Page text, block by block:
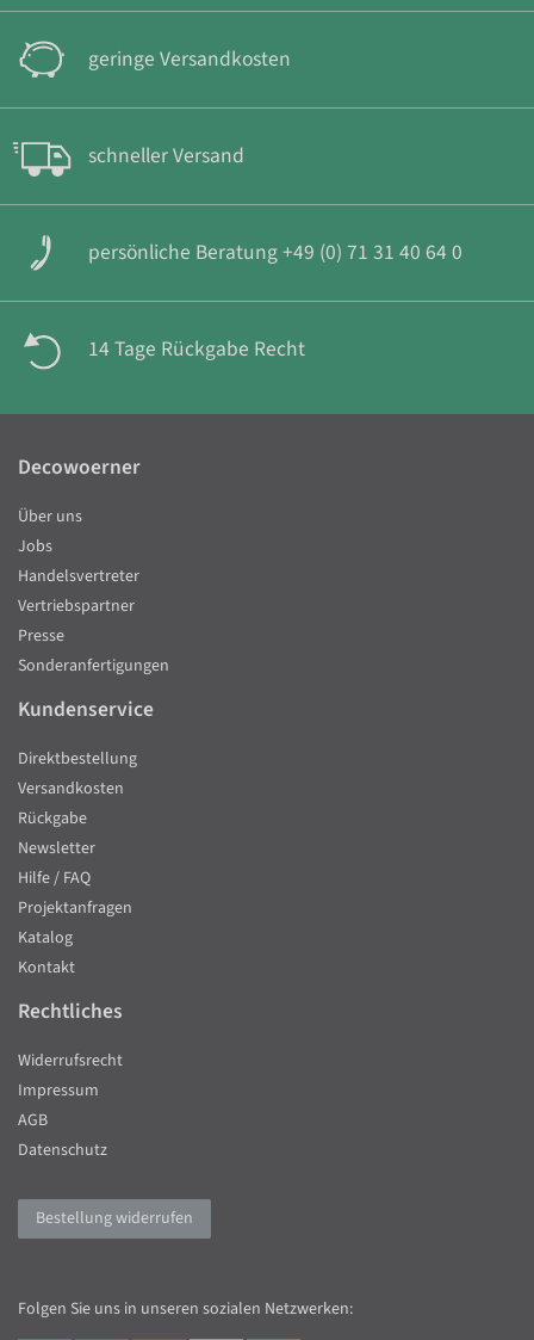
geringe Versandkosten
schneller Versand
persönliche Beratung +49 (0) 71 31 40 64 0
14 Tage Rückgabe Recht
Decowoerner
Über uns
Jobs
Handelsvertreter
Vertriebspartner
Presse
Sonderanfertigungen
Kundenservice
Direktbestellung
Versandkosten
Rückgabe
Newsletter
Hilfe / FAQ
Projektanfragen
Katalog
Kontakt
Rechtliches
Widerrufsrecht
Impressum
AGB
Datenschutz
Bestellung widerrufen
Folgen Sie uns in unseren sozialen Netzwerken: